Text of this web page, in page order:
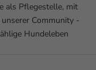
als Pflegestelle, mit
Community -
Hundeleben